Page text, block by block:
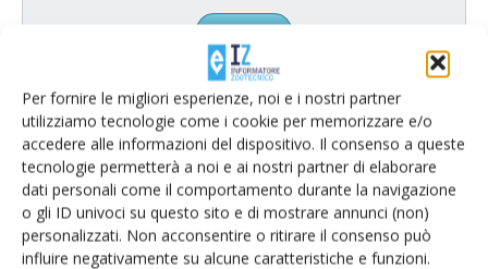
Per fornire le migliori esperienze, noi e i nostri partner
utilizziamo tecnologie come i cookie per memorizzare e/o
accedere alle informazioni del dispositivo. Il consenso a queste
tecnologie permetterà a noi e ai nostri partner di elaborare
dati personali come il comportamento durante la navigazione
o gli ID univoci su questo sito e di mostrare annunci (non)
personalizzati. Non acconsentire o ritirare il consenso può
influire negativamente su alcune caratteristiche e funzioni.